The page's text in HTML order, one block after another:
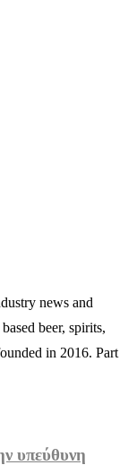
news and
beer, spirits,
in 2016. Part
υπεύθυνη